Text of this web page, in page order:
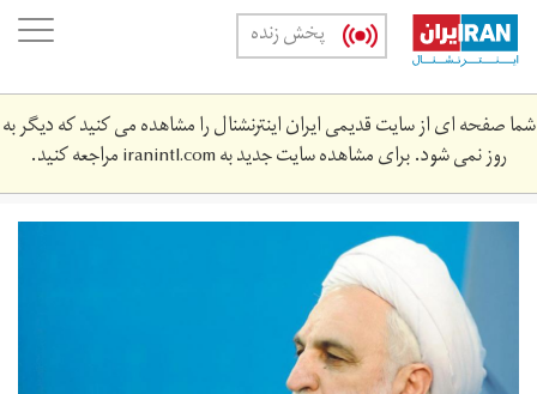
Skip
main
content
پخش زنده
شما صفحه ای از سایت قدیمی ایران اینترنشنال را مشاهده می کنید که دیگر به
روز نمی شود. برای مشاهده سایت جدید بهiranintl.comمراجعه کنید.
287973_651.jpg